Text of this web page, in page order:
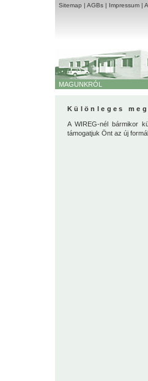
Sitemap | AGBs | Impressum |
MAGUNKRÓL
Különleges
A WIREG-nél bármikor
támogatjuk Önt az új